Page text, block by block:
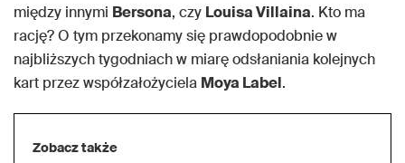
między innymi Bersona, czy Louisa Villaina. Kto ma
rację? O tym przekonamy się prawdopodobnie w
najbliższych tygodniach w miarę odsłaniania kolejnych
kart przez współzałożyciela Moya Label.
Zobacz także